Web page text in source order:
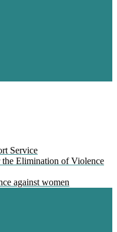
Service
Elimination of Violence
against women